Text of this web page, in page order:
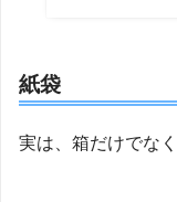
紙袋
実は、箱だけでなく